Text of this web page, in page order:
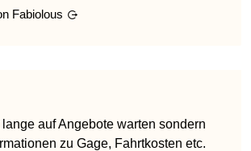
Fabiolous
auf Angebote warten sondern
zu Gage, Fahrtkosten etc.